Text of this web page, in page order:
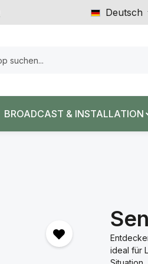
Deutsch
BROADCAST & INSTALLATION
ideal für